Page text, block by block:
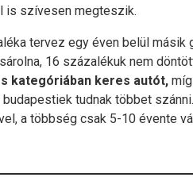
is szívesen megteszik.
tervez egy éven belül
16 százalékuk nem
kategóriában keres autót,
tudnak többet
a többség csak 5-10 évente